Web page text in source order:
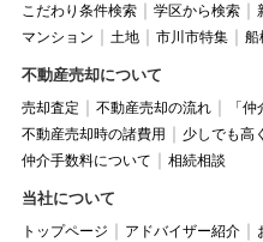
こだわり条件検索 学区から検索
マンション
土地 市川市特集 船
不動産売却について
売却査定 不動産売却の流れ
「
不動産売却時の諸費用
少しでも高
仲介手数料について
相続相談
当社について
トップページ アドバイザー紹介